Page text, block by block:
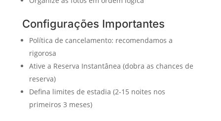
Configurações Importantes
Política de cancelamento: recomendamos a
rigorosa
Ative a Reserva Instantânea (dobra as chances de
reserva)
Defina limites de estadia (2-15 noites nos
primeiros 3 meses)